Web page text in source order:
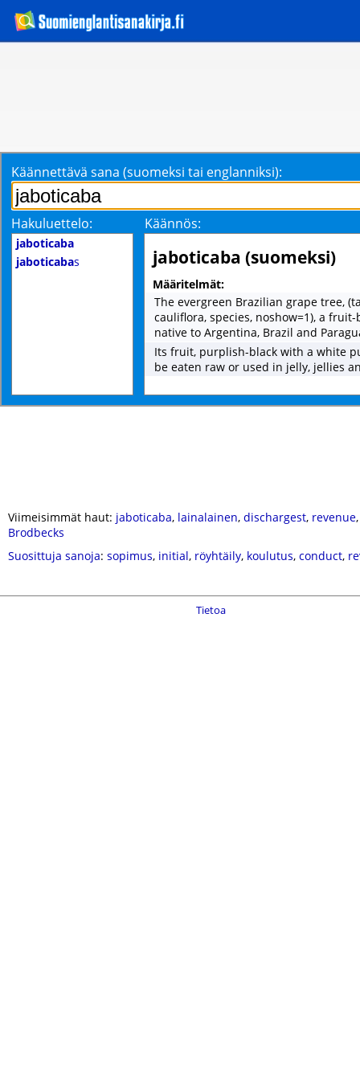
Käännettävä sana (suomeksi tai englanniksi):
Hakuluettelo: Käännös:
jaboticaba
jaboticabas jaboticaba (suomeksi)
Määritelmät:
The evergreen Brazilian grape tree,
cauliflora, species, noshow=1), a
native to Argentina, Brazil and
Its fruit, purplish-black with a white
be eaten raw or used in jelly, jellies
Viimeisimmät haut: jaboticaba, lainalainen, dischargest, revenue
Brodbecks
Suosittuja sanoja: sopimus, initial, röyhtäily, koulutus, conduct,
Tietoa